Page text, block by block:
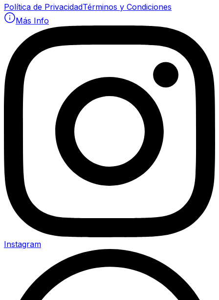
Política de PrivacidadTérminos y Condiciones
Más Info
Instagram